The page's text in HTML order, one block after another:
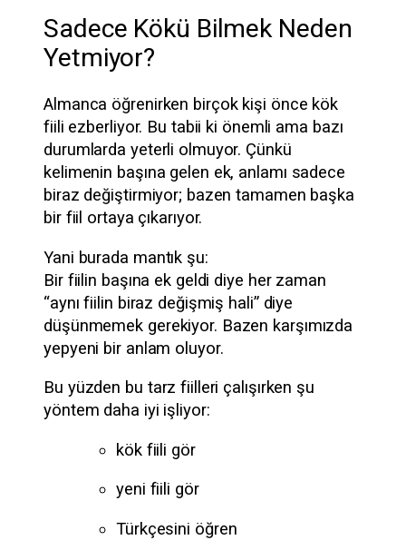
Sadece Kökü Bilmek Neden
Yetmiyor?
Almanca öğrenirken birçok kişi önce kök
fiili ezberliyor. Bu tabii ki önemli ama bazı
durumlarda yeterli olmuyor. Çünkü
kelimenin başına gelen ek, anlamı sadece
biraz değiştirmiyor; bazen tamamen başka
bir fiil ortaya çıkarıyor.
Yani burada mantık şu:
Bir fiilin başına ek geldi diye her zaman
“aynı fiilin biraz değişmiş hali” diye
düşünmemek gerekiyor. Bazen karşımızda
yepyeni bir anlam oluyor.
Bu yüzden bu tarz fiilleri çalışırken şu
yöntem daha iyi işliyor:
kök fiili gör
yeni fiili gör
Türkçesini öğren